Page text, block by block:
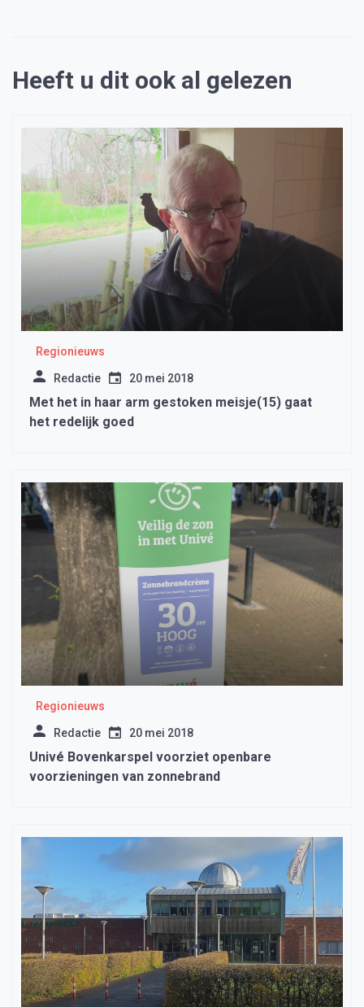
Heeft u dit ook al gelezen
Regionieuws
Redactie 20 mei 2018
Met het in haar arm gestoken meisje(15) gaat
het redelijk goed
Regionieuws
Redactie 20 mei 2018
Univé Bovenkarspel voorziet openbare
voorzieningen van zonnebrand